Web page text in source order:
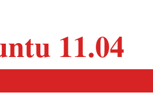
11.04